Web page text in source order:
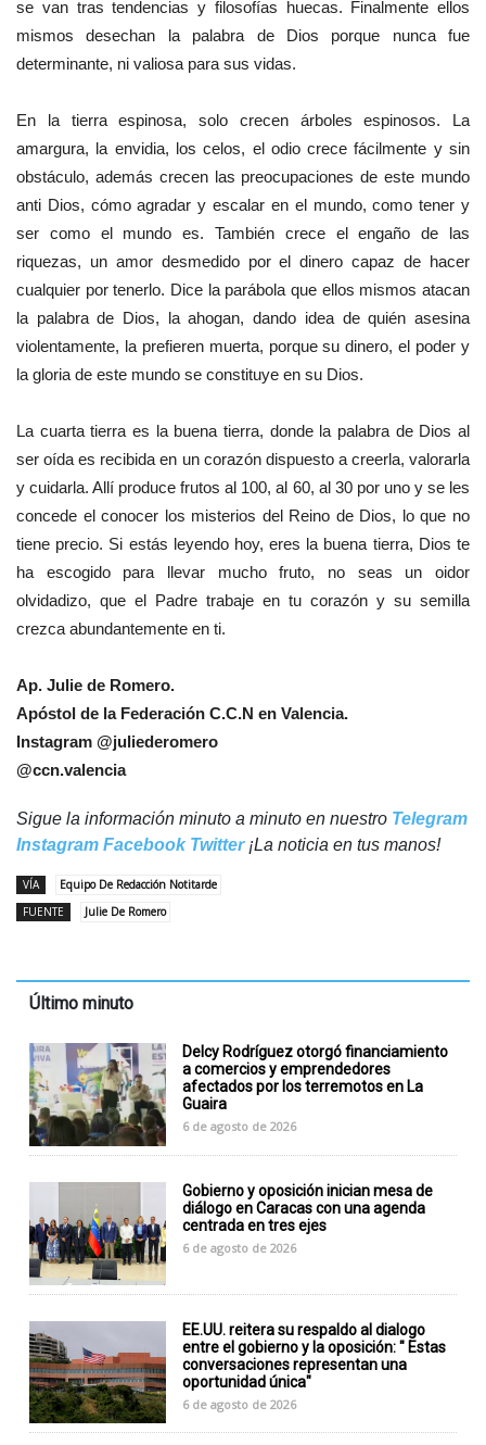
se van tras tendencias y filosofías huecas. Finalmente ellos
mismos desechan la palabra de Dios porque nunca fue
determinante, ni valiosa para sus vidas.
En la tierra espinosa, solo crecen árboles espinosos. La
amargura, la envidia, los celos, el odio crece fácilmente y sin
obstáculo, además crecen las preocupaciones de este mundo
anti Dios, cómo agradar y escalar en el mundo, como tener y
ser como el mundo es. También crece el engaño de las
riquezas, un amor desmedido por el dinero capaz de hacer
cualquier por tenerlo. Dice la parábola que ellos mismos atacan
la palabra de Dios, la ahogan, dando idea de quién asesina
violentamente, la prefieren muerta, porque su dinero, el poder y
la gloria de este mundo se constituye en su Dios.
La cuarta tierra es la buena tierra, donde la palabra de Dios al
ser oída es recibida en un corazón dispuesto a creerla, valorarla
y cuidarla. Allí produce frutos al 100, al 60, al 30 por uno y se les
concede el conocer los misterios del Reino de Dios, lo que no
tiene precio. Si estás leyendo hoy, eres la buena tierra, Dios te
ha escogido para llevar mucho fruto, no seas un oidor
olvidadizo, que el Padre trabaje en tu corazón y su semilla
crezca abundantemente en ti.
Ap. Julie de Romero.
Apóstol de la Federación C.C.N en Valencia.
Instagram @juliederomero
@ccn.valencia
Sigue la información minuto a minuto en nuestro Telegram
Instagram Facebook Twitter¡La noticia en tus manos!
VÍA
Equipo De Redacción Notitarde
FUENTE
Julie De Romero
Último minuto
Delcy Rodríguez otorgó financiamiento
a comercios y emprendedores
afectados por los terremotos en La
Guaira
6 de agosto de 2026
Gobierno y oposición inician mesa de
diálogo en Caracas con una agenda
centrada en tres ejes
6 de agosto de 2026
EE.UU. reitera su respaldo al dialogo
entre el gobierno y la oposición: " Estas
conversaciones representan una
oportunidad única"
6 de agosto de 2026